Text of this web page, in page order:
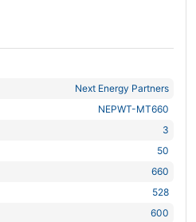
Next Energy Partners
NEPWT-MT660
3
50
660
528
600